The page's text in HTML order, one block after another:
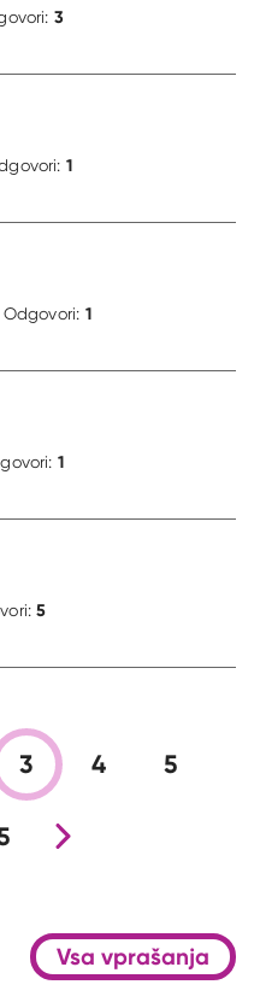
3
1
Odgovori: 1
1
5
3 4 5
stran
Vsa vprašanja